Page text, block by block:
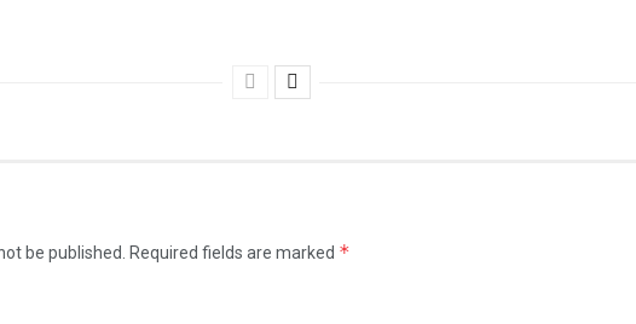
be published. Required fields are marked *